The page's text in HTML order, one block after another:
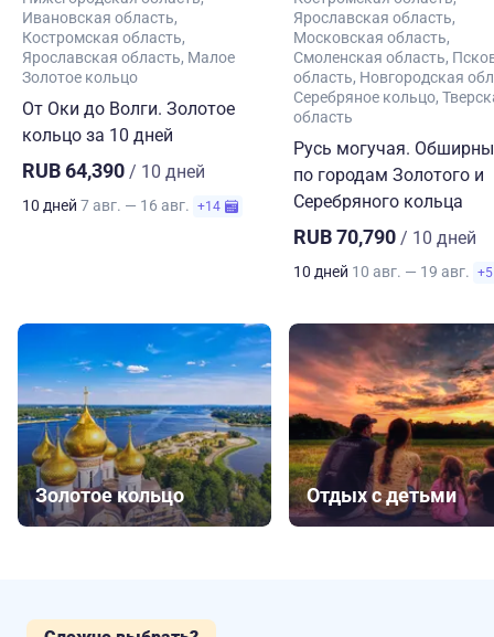
Ивановская область
Костромская область
Ярославская область Малое
Золотое кольцо
От Оки до Волги. Золотое
кольцо за 10 дней
RUB 64,390 / 10 дней
10 дней 7 авг. — 16 авг. +14
Ярославская область
Московская область
Смоленская область
область Новгородская
Серебряное кольцо
область
Русь могучая.
по городам Золотого и
Серебряного кольца
RUB 70,790 / 10 дней
10 дней 10 авг. — 19 авг. +5
Золотое кольцо Отдых с детьми